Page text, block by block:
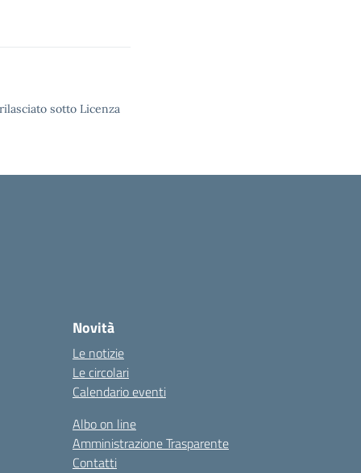
sotto Licenza
Novità
Le notizie
Le circolari
Calendario eventi
Albo on line
Amministrazione Trasparente
Contatti